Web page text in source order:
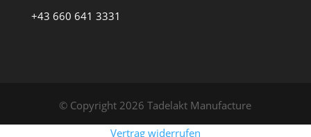
+43 660 641 3331
© Copyright 2026 Tadelakt Manufacture
Vertrag widerrufen